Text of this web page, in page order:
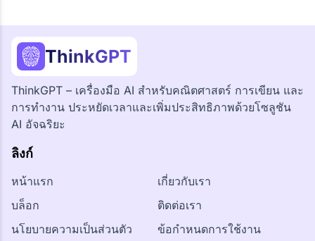
ThinkGPT
ThinkGPT – เครื่องมือ AI สำหรับคณิตศาสตร์ การเขียน และ
การทำงาน ประหยัดเวลาและเพิ่มประสิทธิภาพด้วยโซลูชัน
AI อัจฉริยะ
ลิงก์
หน้าแรก
บล็อก
นโยบายความเป็นส่วนตัว
เกี่ยวกับเรา
ติดต่อเรา
ข้อกำหนดการใช้งาน